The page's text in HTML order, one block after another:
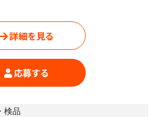
詳細を見る
応募する
検品